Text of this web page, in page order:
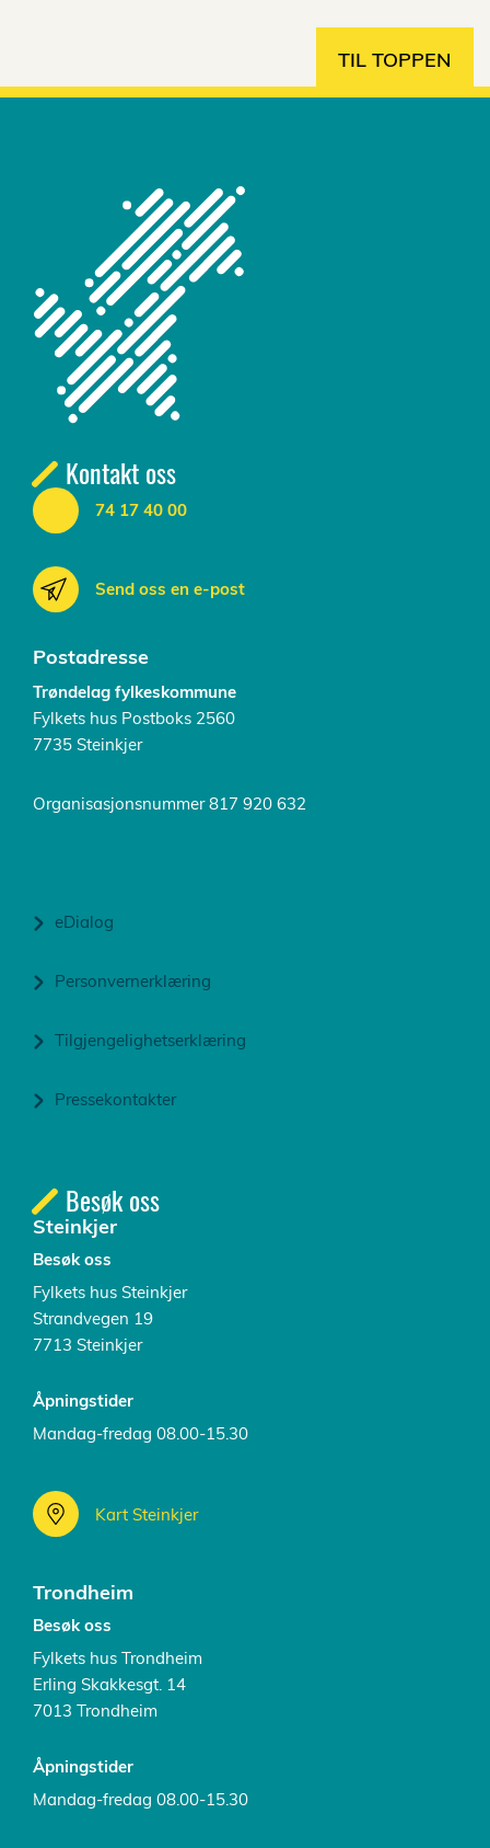
TIL TOPPEN
Kontakt oss
74 17 40 00
Send oss en e-post
Postadresse
Trøndelag fylkeskommune
Fylkets hus Postboks 2560
7735 Steinkjer
Organisasjonsnummer 817 920 632
eDialog
Personvernerklæring
Tilgjengelighetserklæring
Pressekontakter
Besøk oss
Steinkjer
Besøk oss
Fylkets hus Steinkjer
Strandvegen 19
7713 Steinkjer
Åpningstider
Mandag-fredag 08.00-15.30
Kart Steinkjer
Trondheim
Besøk oss
Fylkets hus Trondheim
Erling Skakkesgt. 14
7013 Trondheim
Åpningstider
Mandag-fredag 08.00-15.30